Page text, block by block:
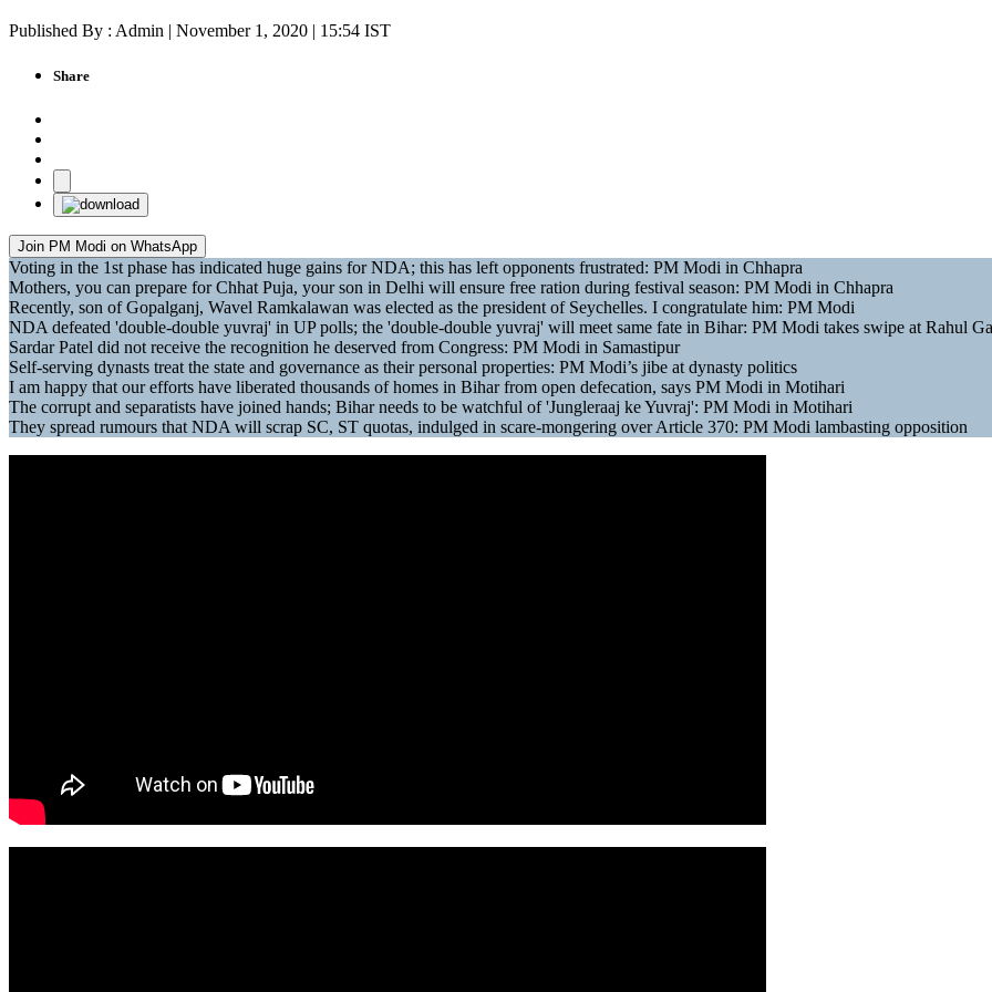
Published By : Admin | November 1, 2020 | 15:54 IST
Share
Join PM Modi on WhatsApp
Voting in the 1st phase has indicated huge gains for NDA; this has left opponents frustrated: PM Modi in Chhapra
Mothers, you can prepare for Chhat Puja, your son in Delhi will ensure free ration during festival season: PM Modi in Chhapra
Recently, son of Gopalganj, Wavel Ramkalawan was elected as the president of Seychelles. I congratulate him: PM Modi
NDA defeated 'double-double yuvraj' in UP polls; the 'double-double yuvraj' will meet same fate in Bihar: PM Modi takes swipe at Rahul
Sardar Patel did not receive the recognition he deserved from Congress: PM Modi in Samastipur
Self-serving dynasts treat the state and governance as their personal properties: PM Modi’s jibe at dynasty politics
I am happy that our efforts have liberated thousands of homes in Bihar from open defecation, says PM Modi in Motihari
The corrupt and separatists have joined hands; Bihar needs to be watchful of 'Jungleraaj ke Yuvraj': PM Modi in Motihari
They spread rumours that NDA will scrap SC, ST quotas, indulged in scare-mongering over Article 370: PM Modi lambasting opposition